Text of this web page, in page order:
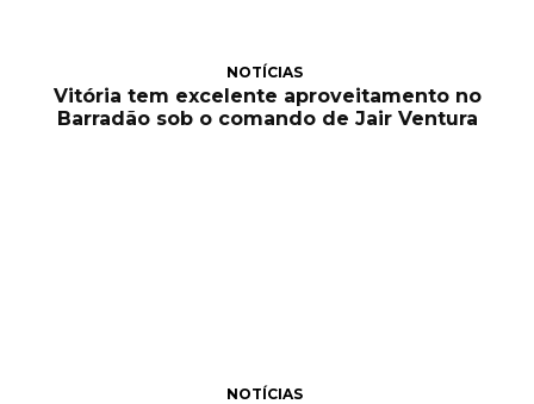
NOTÍCIAS
Vitória tem excelente aproveitamento no
Barradão sob o comando de Jair Ventura
NOTÍCIAS